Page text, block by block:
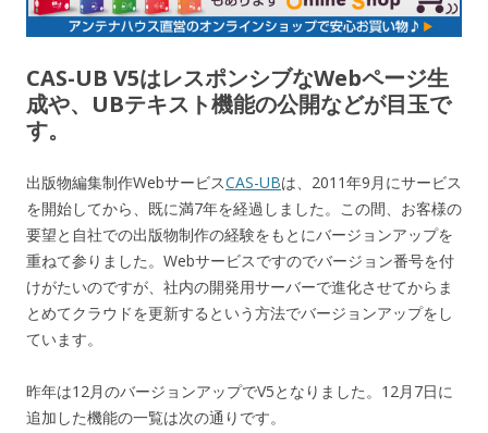
CAS-UB V5はレスポンシブなWebページ生
成や、UBテキスト機能の公開などが目玉で
す。
出版物編集制作WebサービスCAS-UBは、2011年9月にサービス
を開始してから、既に満7年を経過しました。この間、お客様の
要望と自社での出版物制作の経験をもとにバージョンアップを
重ねて参りました。Webサービスですのでバージョン番号を付
けがたいのですが、社内の開発用サーバーで進化させてからま
とめてクラウドを更新するという方法でバージョンアップをし
ています。
昨年は12月のバージョンアップでV5となりました。12月7日に
追加した機能の一覧は次の通りです。